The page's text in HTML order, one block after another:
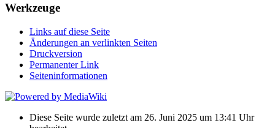
Werkzeuge
Links auf diese Seite
Änderungen an verlinkten Seiten
Druckversion
Permanenter Link
Seiten­­informationen
Diese Seite wurde zuletzt am 26. Juni 2025 um 13:41 Uhr